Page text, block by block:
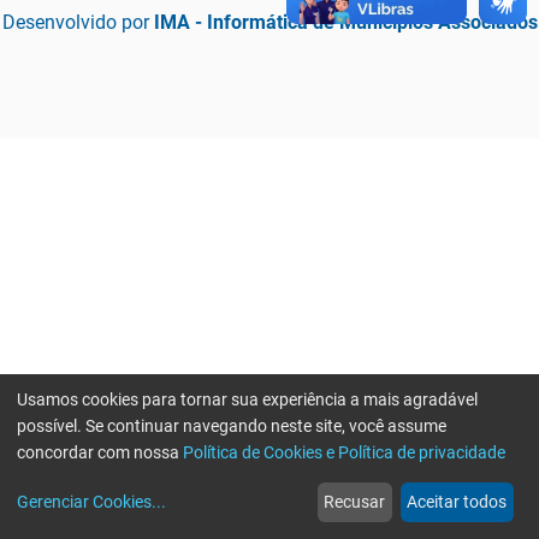
Desenvolvido por IMA - Informática de Municípios Associados
web
Notícias
more_horiz
Mais
Usamos cookies para tornar sua experiência a mais agradável
possível. Se continuar navegando neste site, você assume
concordar com nossa Política de Cookies e Política de privacidade
Gerenciar Cookies... Recusar Aceitar todos
Erro ao enviar informações, por favor tente novamente